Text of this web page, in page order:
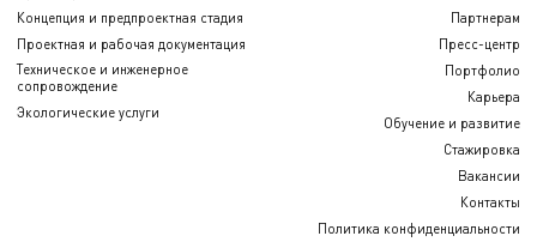
Концепция и предпроектная стадия
Проектная и рабочая документация
Техническое и инженерное
сопровождение
Экологические услуги
Партнерам
Пресс-центр
Портфолио
Карьера
Обучение и развитие
Стажировка
Вакансии
Контакты
Политика конфиденциальности